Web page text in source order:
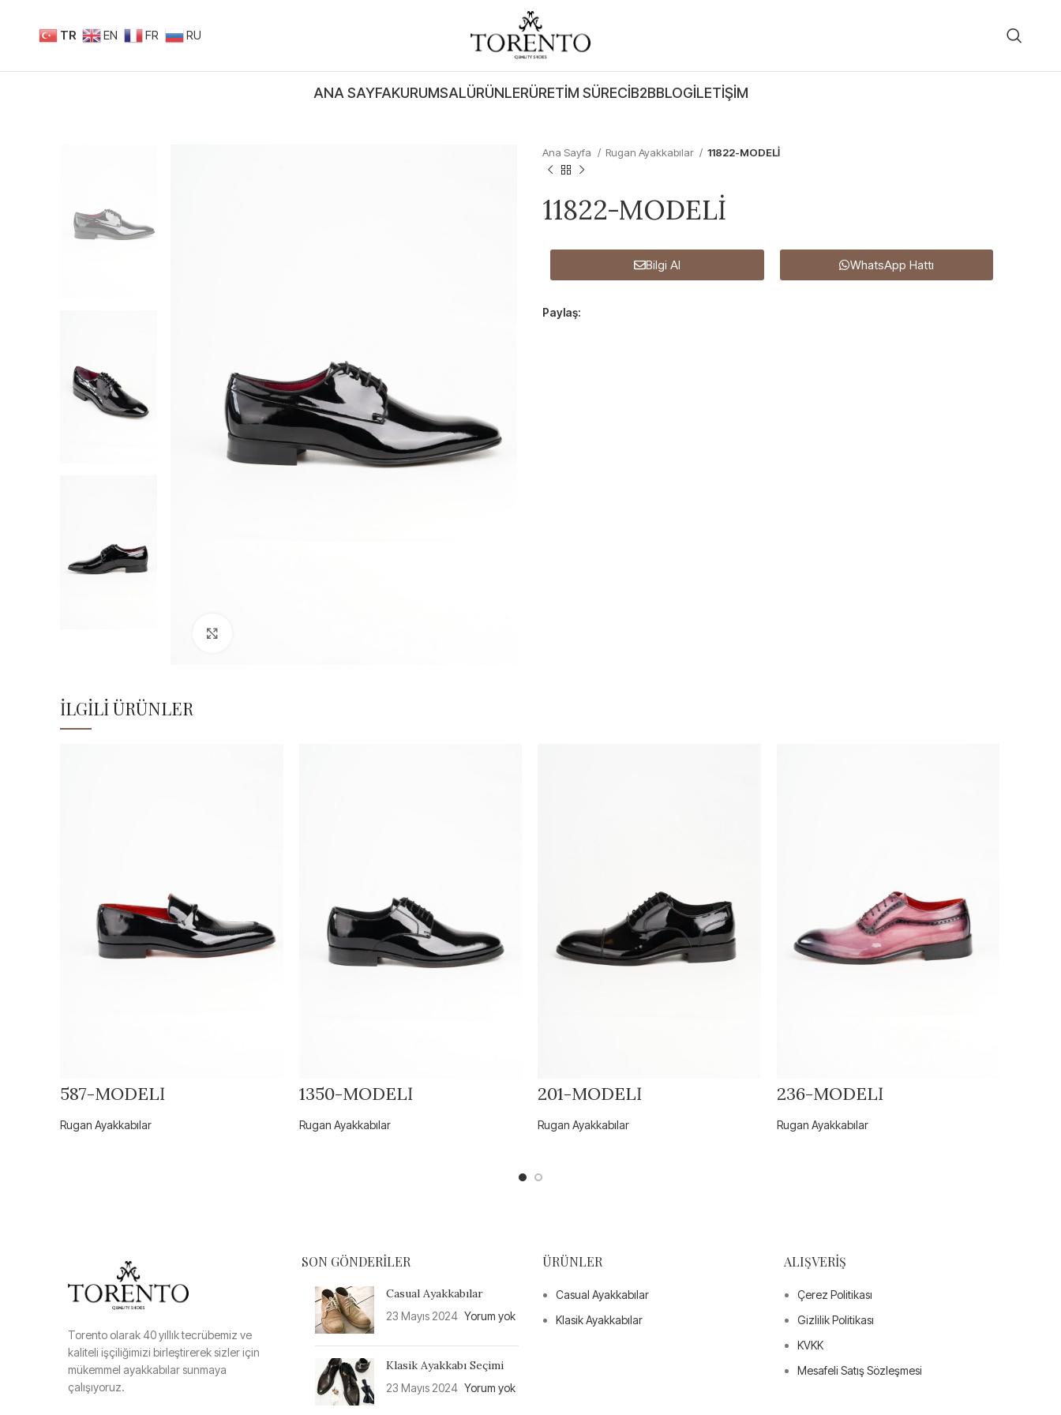
TR EN FR RU
ANA SAYFAKURUMSALÜRÜNLERÜRETIM SÜRECIB2BBLOGİLETIŞIM
Ana Sayfa Rugan Ayakkabılar 11822-MODELİ
11822-MODELİ
Bilgi Al WhatsApp Hattı
Paylaş:
İLGILI ÜRÜNLER
587-MODELİ
Rugan Ayakkabılar
1350-MODELİ
Rugan Ayakkabılar
201-MODELİ
Rugan Ayakkabılar
236-MODELİ
Rugan Ayakkabılar
Torento olarak 40 yıllık tecrübemiz ve
kaliteli işçiliğimizi birleştirerek sizler için
mükemmel ayakkabılar sunmaya
çalışıyoruz.
SON GÖNDERILER
Casual Ayakkabılar
23 Mayıs 2024 Yorum yok
Klasik Ayakkabı Seçimi
23 Mayıs 2024 Yorum yok
ÜRÜNLER
Casual Ayakkabılar
Klasik Ayakkabılar
ALIŞVERIŞ
Çerez Politikası
Gizlilik Politikası
KVKK
Mesafeli Satış Sözleşmesi